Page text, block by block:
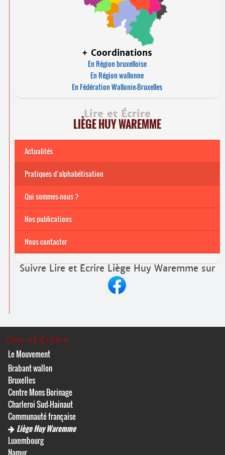
+ Coordinations
En Région bruxelloise
En Région wallonne
En Fédération Wallonie-Bruxelles
Lire et Écrire
LIÈGE HUY WAREMME
Actualités
Pratiques d’alphabétisation
Archives
Formations continuées 2026-2027
Qui sommes-nous ?
Nos publications
Nous contacter
Suivre Lire et Écrire Liège Huy Waremme sur
Lire et Écrire
Le Mouvement
Brabant wallon
Bruxelles
Centre Mons Borinage
Charleroi Sud-Hainaut
Communauté française
Liège Huy Waremme
Luxembourg
Namur